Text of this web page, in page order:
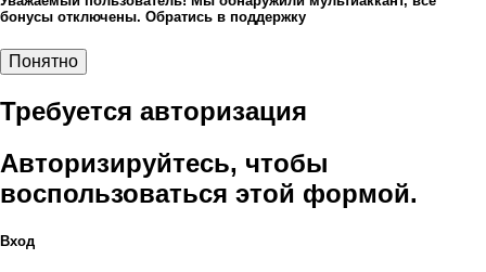
бонусы отключены. Обратись в поддержку
Понятно
Требуется авторизация
Авторизируйтесь, чтобы
воспользоваться этой формой.
Вход